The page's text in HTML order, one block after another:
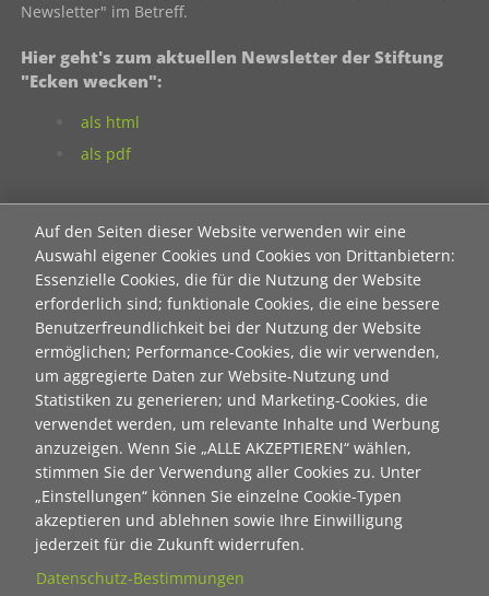
Auf den Seiten dieser Website verwenden wir eine
Auswahl eigener Cookies und Cookies von Drittanbietern:
Essenzielle Cookies, die für die Nutzung der Website
erforderlich sind; funktionale Cookies, die eine bessere
Benutzerfreundlichkeit bei der Nutzung der Website
ermöglichen; Performance-Cookies, die wir verwenden,
um aggregierte Daten zur Website-Nutzung und
Statistiken zu generieren; und Marketing-Cookies, die
verwendet werden, um relevante Inhalte und Werbung
anzuzeigen. Wenn Sie „ALLE AKZEPTIEREN“ wählen,
stimmen Sie der Verwendung aller Cookies zu. Unter
„Einstellungen“ können Sie einzelne Cookie-Typen
akzeptieren und ablehnen sowie Ihre Einwilligung
jederzeit für die Zukunft widerrufen.
Datenschutz-Bestimmungen
Newsletter" im Betreff.
Hier geht's zum aktuellen Newsletter der Stiftung
"Ecken wecken":
als html
als pdf
Neuanmeldung zum Newsletter der Stiftung "Ecken
wecken":
Contact 1
Anrede
Titel
Vorname
Nachname